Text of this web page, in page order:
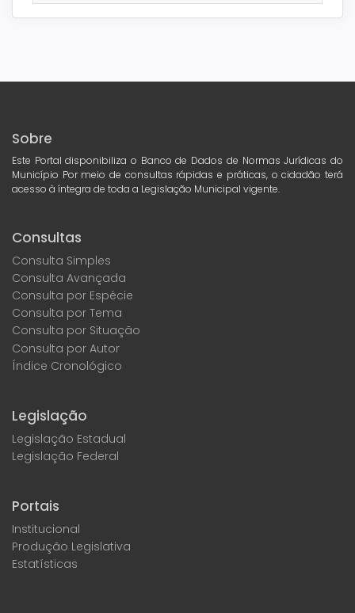
Sobre
Este Portal disponibiliza o Banco de Dados de Normas Jurídicas do
Município Por meio de consultas rápidas e práticas, o cidadão terá
acesso à íntegra de toda a Legislação Municipal vigente.
Consultas
Consulta Simples
Consulta Avançada
Consulta por Espécie
Consulta por Tema
Consulta por Situação
Consulta por Autor
Índice Cronológico
Legislação
Legislação Estadual
Legislação Federal
Portais
Institucional
Produção Legislativa
Estatísticas